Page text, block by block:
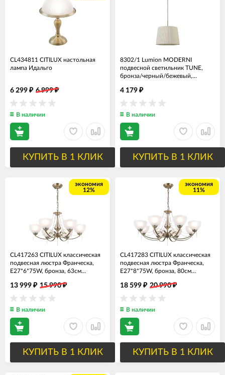
CL434811 CITILUX настольная
лампа Идальго
6 299 ₽ 6 999₽
В наличии
КУПИТЬ В 1 КЛИК
8302/1 Lumion MODERNI
подвесной светильник TUNE,
бронза/черный/бежевый,
4 179 ₽
В наличии
КУПИТЬ В 1 КЛИК
экономия
12%
CL417263 CITILUX классическая
подвесная люстра Франческа,
E27*6*75W, бронза, 63см
13 999 ₽ 15 990₽
В наличии
КУПИТЬ В 1 КЛИК
экономия
11%
CL417283 CITILUX классическая
подвесная люстра Франческа,
E27*8*75W, бронза, 80см
18 599 ₽ 20 990₽
В наличии
КУПИТЬ В 1 КЛИК